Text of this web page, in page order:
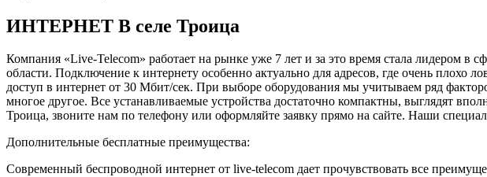
ИНТЕРНЕТ В селе Троица
Компания «Live-Telecom» работает на рынке уже 7 лет и за это время стала лидером в
области. Подключение к интернету особенно актуально для адресов, где очень плохо
доступ в интернет от 30 Мбит/сек. При выборе оборудования мы учитываем ряд
многое другое. Все устанавливаемые устройства достаточно компактны, выглядят
Троица, звоните нам по телефону или оформляйте заявку прямо на сайте. Наши
Дополнительные бесплатные преимущества:
Современный беспроводной интернет от live-telecom дает прочувствовать все